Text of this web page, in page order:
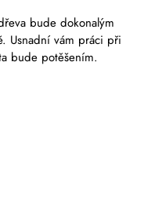
bude dokonalým
Usnadní vám práci při
bude potěšením.